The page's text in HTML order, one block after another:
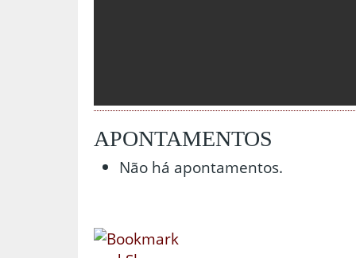
APONTAMENTOS
Não há apontamentos.